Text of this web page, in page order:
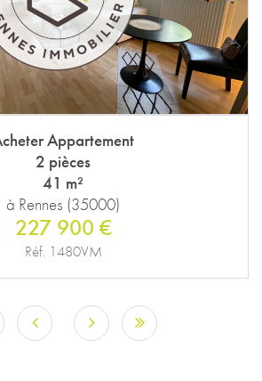
Appartement
2 pièces
41 m²
à Rennes (35000)
227 900 €
Réf. 1480VM